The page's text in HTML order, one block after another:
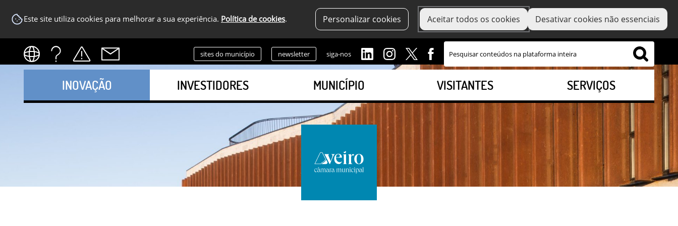
Este site utiliza cookies para melhorar a sua experiência. Política de cookies. Personalizar cookies Aceitar todos os cookies Desativar cookies não essenciais
sites do município newsletter siga-nos
INOVAÇÃO INVESTIDORES MUNICÍPIO VISITANTES SERVIÇOS